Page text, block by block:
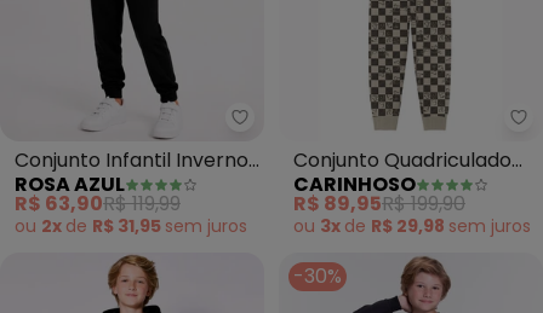
Rosa Azul - Conjunto Infantil
Conjunto Infantil Inverno
Play Game (Preto)
ROSA AZUL
R$ 63,90R$ 119,99
ou 2x de R$ 31,95 sem juros
Conjunto Quadriculado
em Moletom (Preto)
CARINHOSO
R$ 89,95R$ 199,90
ou 3x de R$ 29,98 sem juros
-30%